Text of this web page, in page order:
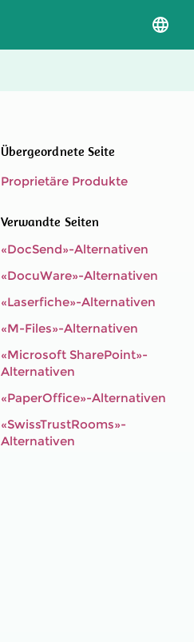
Übergeordnete Seite
Proprietäre Produkte
Verwandte Seiten
«DocSend»-Alternativen
«DocuWare»-Alternativen
«Laserfiche»-Alternativen
«M-Files»-Alternativen
«Microsoft SharePoint»-
Alternativen
«PaperOffice»-Alternativen
«SwissTrustRooms»-
Alternativen